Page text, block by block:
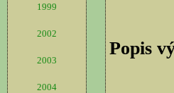
1999
2002
2003
2004
Popis